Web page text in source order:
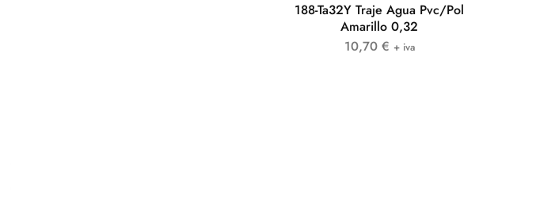
188-Ta32Y Traje Agua Pvc/Pol
Amarillo 0,32
10,70 € + iva